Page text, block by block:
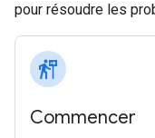
pour résoudre les
follow_the_signs
Commencer